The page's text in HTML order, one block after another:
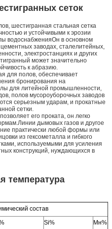
сеток
шестигранная стальная сетка
и устойчивыми к эрозии
водоснабженияОн в основном
заводах, сталелитейных,
электростанциях и других
может значительно
к абразию.
для полов, обеспечивает
бронирования на
для литейной промышленности,
полов мусороуборочных заводов
серьезным ударам, и прокатные
сетки.
его проката, он легко
дымовых газов и другое
практически любой формы или
из гексометалла и гибкого
используемыми для усиления
конструкций, нуждающихся в
температура
состав
Si% Мн%